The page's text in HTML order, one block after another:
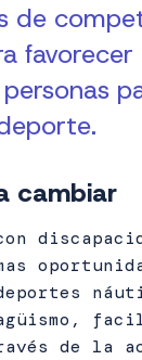
de
favorecer
cambiar
de la